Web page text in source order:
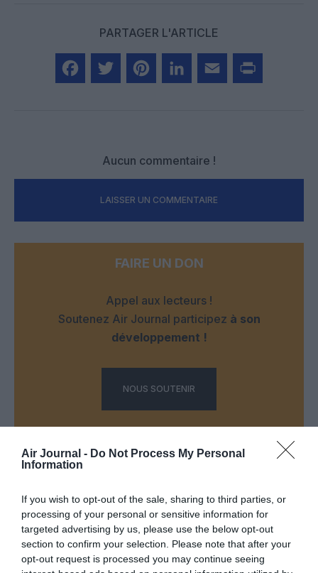
Air Journal - Do Not Process My Personal
Information
If you wish to opt-out of the sale, sharing to third parties, or
processing of your personal or sensitive information for
targeted advertising by us, please use the below opt-out
section to confirm your selection. Please note that after your
opt-out request is processed you may continue seeing
PARTAGER L'ARTICLE
Aucun commentaire !
LAISSER UN COMMENTAIRE
FAIRE UN DON
Appel aux lecteurs !
Soutenez Air Journal participez à son
développement !
NOUS SOUTENIR
DERNIERS COMMENTAIRES
NDRa commenté l'article :